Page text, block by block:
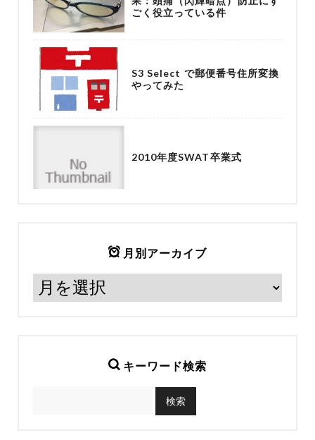
ごく役立っている件
S3 Select で郵便番号住所変換
やってみた
2010年度SWAT卒業式
月別アーカイブ
キーワード検索